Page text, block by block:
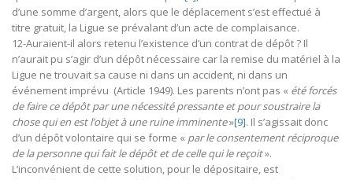
d’une somme d’argent, alors que le déplacement s’est effectué à
titre gratuit, la Ligue se prévalant d’un acte de complaisance.
12-Auraient-il alors retenu l’existence d’un contrat de dépôt ? Il
n’aurait pu s’agir d’un dépôt nécessaire car la remise du matériel à la
Ligue ne trouvait sa cause ni dans un accident, ni dans un
événement imprévu (Article 1949). Les parents n’ont pas « été forcés
de faire ce dépôt par une nécessité pressante et pour soustraire la
chose qui en est l’objet à une ruine imminente»[9]. Il s’agissait donc
d’un dépôt volontaire qui se forme « par le consentement réciproque
de la personne qui fait le dépôt et de celle qui le reçoit».
L’inconvénient de cette solution, pour le dépositaire, est